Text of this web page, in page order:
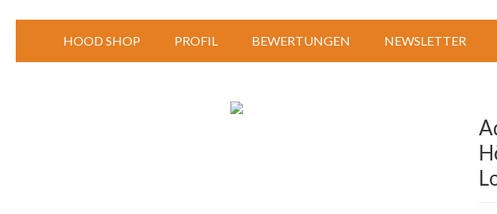
HOOD SHOP PROFIL BEWERTUNGEN NEWSLETTER